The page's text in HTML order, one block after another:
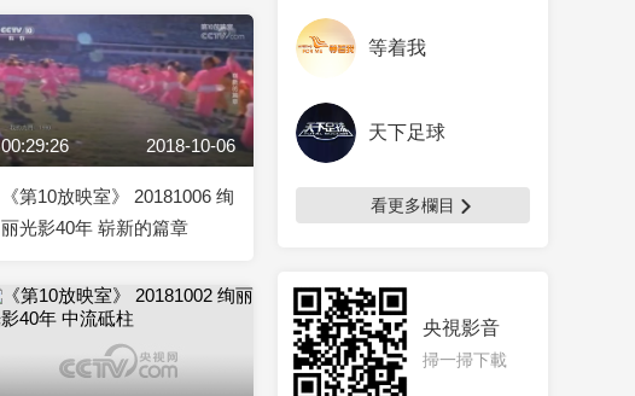
00:29:26 2018-10-06
《第10放映室》 20181006 绚
丽光影40年 崭新的篇章
等着我
天下足球
看更多欄目
央視影音
掃一掃下載